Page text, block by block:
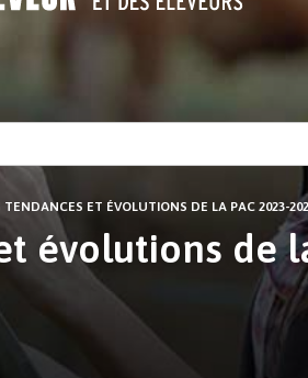
TENDANCES ET ÉVOLUTIONS DE LA PAC 2023-
évolutions de